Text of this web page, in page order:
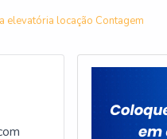
elevatória locação Contagem